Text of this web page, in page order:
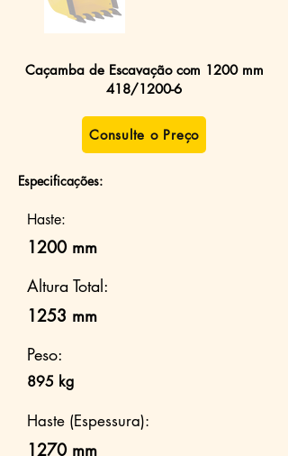
Caçamba de Escavação com 1200 mm
418/1200-6
Consulte o Preço
Especificações:
Haste:
1200 mm
Altura Total:
1253 mm
Peso:
895 kg
Haste (Espessura):
1270 mm